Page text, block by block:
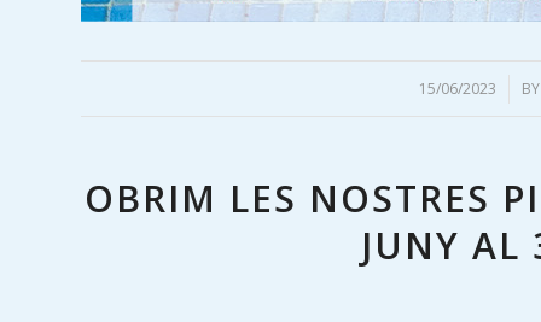
15/06/2023
/
OBRIM LES NOSTRES
JUNY AL